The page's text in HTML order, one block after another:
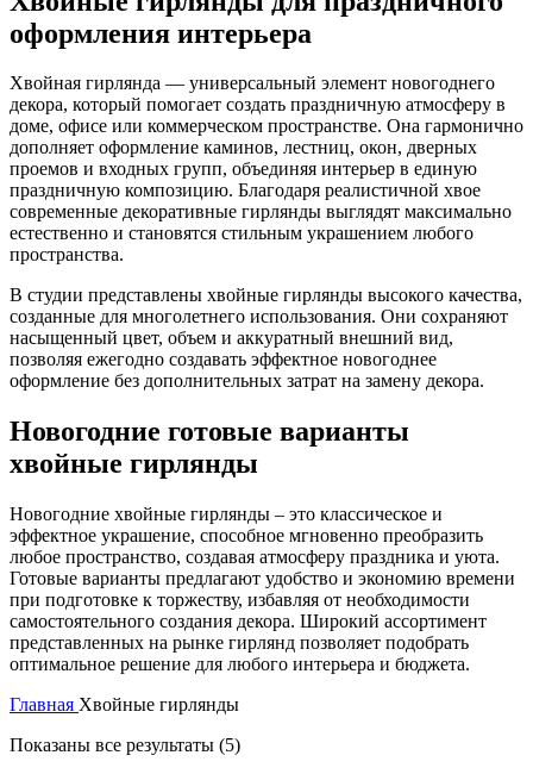
оформления интерьера
Хвойная гирлянда — универсальный элемент новогоднего
декора, который помогает создать праздничную атмосферу в
доме, офисе или коммерческом пространстве. Она гармонично
дополняет оформление каминов, лестниц, окон, дверных
проемов и входных групп, объединяя интерьер в единую
праздничную композицию. Благодаря реалистичной хвое
современные декоративные гирлянды выглядят максимально
естественно и становятся стильным украшением любого
пространства.
В студии представлены хвойные гирлянды высокого качества,
созданные для многолетнего использования. Они сохраняют
насыщенный цвет, объем и аккуратный внешний вид,
позволяя ежегодно создавать эффектное новогоднее
оформление без дополнительных затрат на замену декора.
Новогодние готовые варианты
хвойные гирлянды
Новогодние хвойные гирлянды – это классическое и
эффектное украшение, способное мгновенно преобразить
любое пространство, создавая атмосферу праздника и уюта.
Готовые варианты предлагают удобство и экономию времени
при подготовке к торжеству, избавляя от необходимости
самостоятельного создания декора. Широкий ассортимент
представленных на рынке гирлянд позволяет подобрать
оптимальное решение для любого интерьера и бюджета.
Главная Хвойные гирлянды
Показаны все результаты (5)